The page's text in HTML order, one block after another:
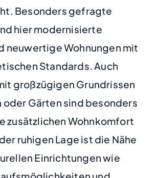
Besonders gefragte
hier modernisierte
neuwertige Wohnungen mit
Standards. Auch
großzügigen Grundrissen
oder Gärten sind besonders
zusätzlichen Wohnkomfort
ruhigen Lage ist die Nähe
Einrichtungen wie